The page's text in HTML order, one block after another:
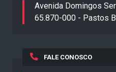
Avenida Domingos
65.870-000 - Pastos
FALE CONOSCO